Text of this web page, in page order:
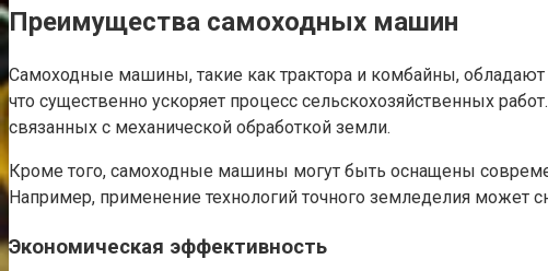
Преимущества самоходных машин
Самоходные машины, такие как трактора и комбайны,
что существенно ускоряет процесс сельскохозяйственных
связанных с механической обработкой земли.
Кроме того, самоходные машины могут быть оснащены
Например, применение технологий точного земледелия может
Экономическая эффективность